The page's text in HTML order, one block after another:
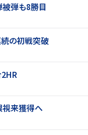
弾も8勝目
の初戦突破
視来獲得へ